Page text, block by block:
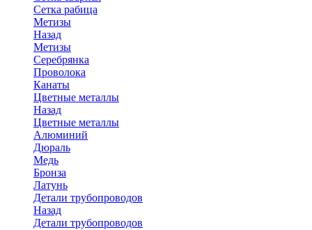
Сетка рабица
Метизы
Назад
Метизы
Серебрянка
Проволока
Канаты
Цветные металлы
Назад
Цветные металлы
Алюминий
Дюраль
Медь
Бронза
Латунь
Детали трубопроводов
Назад
Детали трубопроводов